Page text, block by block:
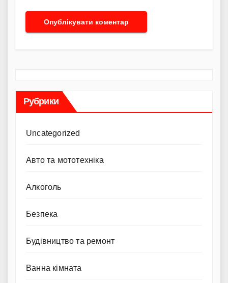
Рубрики
Uncategorized
Авто та мототехніка
Алкоголь
Безпека
Будівництво та ремонт
Ванна кімната